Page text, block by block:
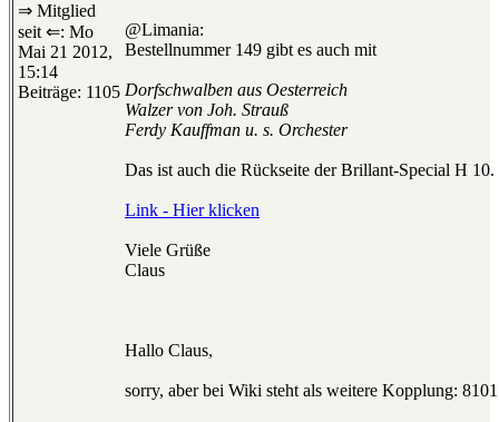
⇒ Mitglied
seit ⇐: Mo
Mai 21 2012,
15:14
Beiträge: 1105
@Limania:
Bestellnummer 149 gibt es auch mit
Dorfschwalben aus Oesterreich
Walzer von Joh. Strauß
Ferdy Kauffman u. s. Orchester
Das ist auch die Rückseite der Brillant-Special H 10.
Link - Hier klicken
Viele Grüße
Claus
Hallo Claus,
sorry, aber bei Wiki steht als weitere Kopplung: